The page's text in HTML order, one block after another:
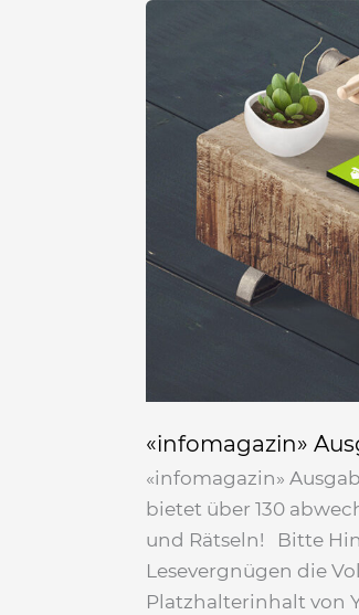
«infomagazin»
«infomagazin»
bietet über 130
und Rätseln! Bitte
Lesevergnügen die
Platzhalterinhalt von
«infomagazin»
2025